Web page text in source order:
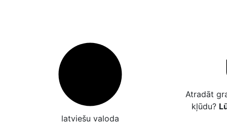
latviešu valoda
Atradāt
kļūdu?